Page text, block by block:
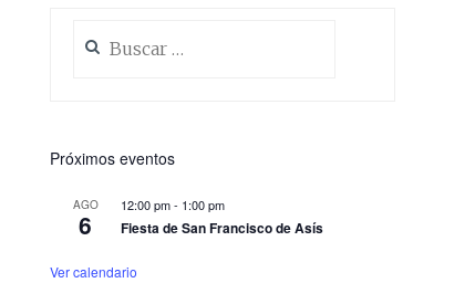
Próximos eventos
AGO
6
12:00 pm- 1:00 pm
Fiesta de San Francisco de Asís
Ver calendario